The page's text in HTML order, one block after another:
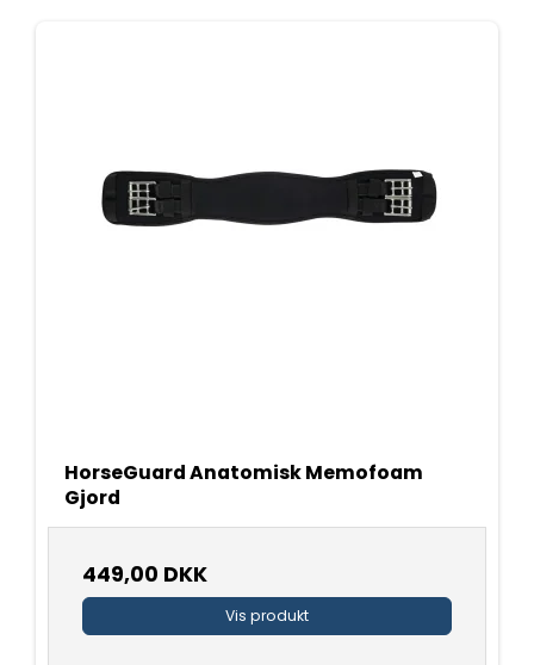
HorseGuard Anatomisk Memofoam
Gjord
449,00 DKK
Vis produkt